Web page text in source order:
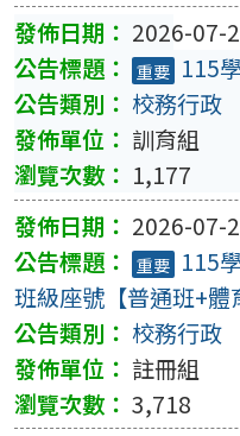
2026-07-
重要 115
校務行政
訓育組
1,177
2026-07-
重要 115
班級座號【普通班+體
校務行政
註冊組
3,718